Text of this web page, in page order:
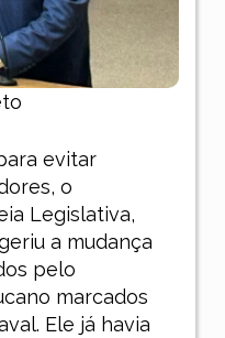
evitar
o
Legislativa,
a mudança
pelo
marcados
Ele já havia